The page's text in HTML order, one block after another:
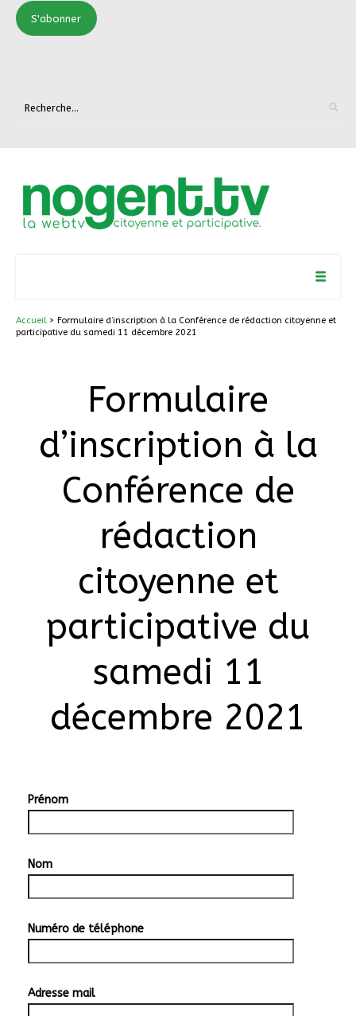
S'abonner
Accueil > Formulaire d’inscription à la Conférence de rédaction citoyenne et
participative du samedi 11 décembre 2021
Formulaire
d’inscription à la
Conférence de
rédaction
citoyenne et
participative du
samedi 11
décembre 2021
Prénom
Nom
Numéro de téléphone
Adresse mail